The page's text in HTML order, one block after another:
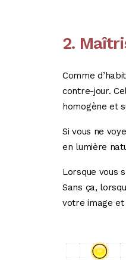
2.
Comme
contre-jour.
homogène et
Si vous ne
en lumière
Lorsque vous
Sans ça,
votre image